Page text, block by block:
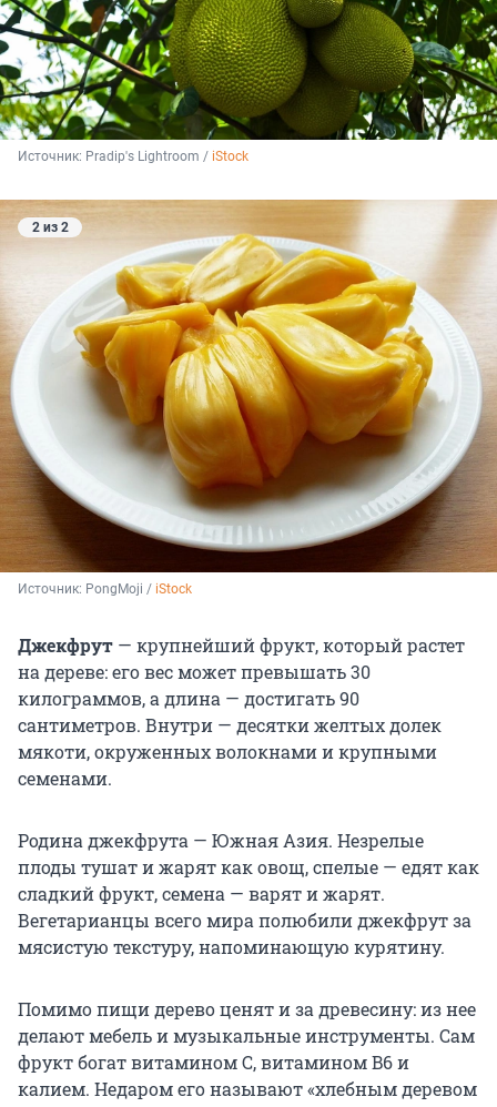
Источник: Pradip's Lightroom / iStock
2 из 2
Источник: PongMoji / iStock
Джекфрут — крупнейший фрукт, который растет
на дереве: его вес может превышать 30
килограммов, а длина — достигать 90
сантиметров. Внутри — десятки желтых долек
мякоти, окруженных волокнами и крупными
семенами.
Родина джекфрута — Южная Азия. Незрелые
плоды тушат и жарят как овощ, спелые — едят как
сладкий фрукт, семена — варят и жарят.
Вегетарианцы всего мира полюбили джекфрут за
мясистую текстуру, напоминающую курятину.
Помимо пищи дерево ценят и за древесину: из нее
делают мебель и музыкальные инструменты. Сам
фрукт богат витамином C, витамином B6 и
калием. Недаром его называют «хлебным деревом